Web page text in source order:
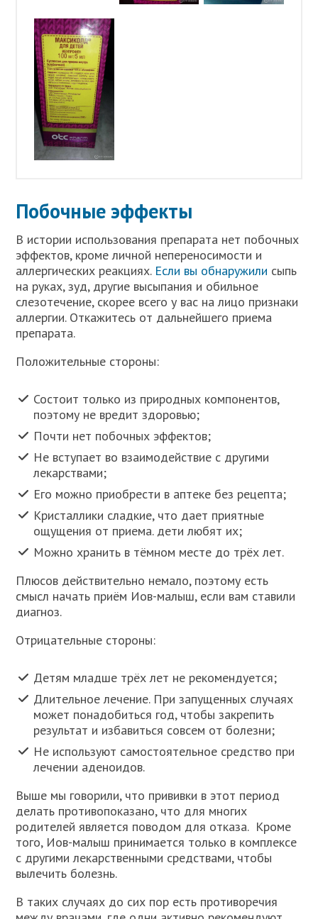
Побочные эффекты
В истории использования препарата нет побочных
эффектов, кроме личной непереносимости и
аллергических реакциях. Если вы обнаружили сыпь
на руках, зуд, другие высыпания и обильное
слезотечение, скорее всего у вас на лицо признаки
аллергии. Откажитесь от дальнейшего приема
препарата.
Положительные стороны:
Состоит только из природных компонентов,
поэтому не вредит здоровью;
Почти нет побочных эффектов;
Не вступает во взаимодействие с другими
лекарствами;
Его можно приобрести в аптеке без рецепта;
Кристаллики сладкие, что дает приятные
ощущения от приема. дети любят их;
Можно хранить в тёмном месте до трёх лет.
Плюсов действительно немало, поэтому есть
смысл начать приём Иов-малыш, если вам ставили
диагноз.
Отрицательные стороны:
Детям младше трёх лет не рекомендуется;
Длительное лечение. При запущенных случаях
может понадобиться год, чтобы закрепить
результат и избавиться совсем от болезни;
Не используют самостоятельное средство при
лечении аденоидов.
Выше мы говорили, что прививки в этот период
делать противопоказано, что для многих
родителей является поводом для отказа. Кроме
того, Иов-малыш принимается только в комплексе
с другими лекарственными средствами, чтобы
вылечить болезнь.
В таких случаях до сих пор есть противоречия